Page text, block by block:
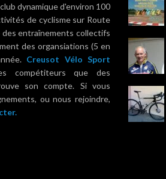
dynamique d'environ 100
de cyclisme sur Route
entraînements collectifs
des organsiations (5 en
Creusot Vélo Sport
compétiteurs que des
son compte. Si vous
ou nous rejoindre,